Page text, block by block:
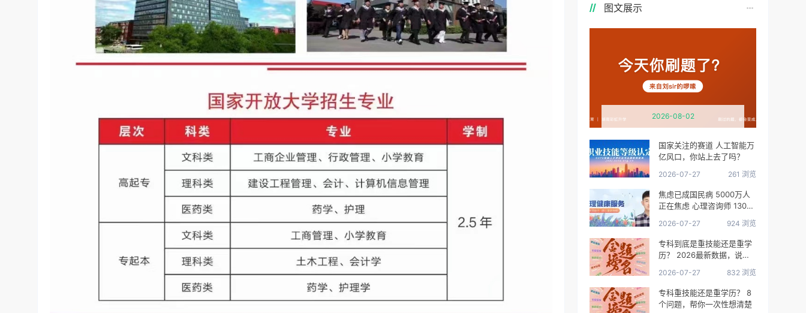
图文展示
2026-08-02
国家关注的赛道 人工智能万
亿风口，你站上去了吗？
2026-07-27 261 浏览
焦虑已成国民病 5000万人
正在焦虑 心理咨询师 130万
2026-07-27 924 浏览
专科到底是重技能还是重学
历？ 2026最新数据，说得
2026-07-27 832 浏览
专科重技能还是重学历？ 8
个问题，帮你一次性想清楚